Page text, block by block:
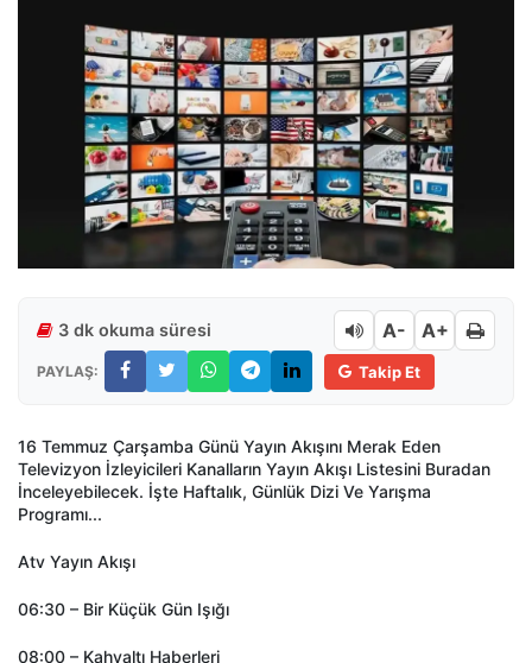
3 dk okuma süresi A- A+
PAYLAŞ: Takip Et
16 Temmuz Çarşamba Günü Yayın Akışını Merak Eden
Televizyon İzleyicileri Kanalların Yayın Akışı Listesini Buradan
İnceleyebilecek. İşte Haftalık, Günlük Dizi Ve Yarışma
Programı...
Atv Yayın Akışı
06:30 – Bir Küçük Gün Işığı
08:00 – Kahvaltı Haberleri